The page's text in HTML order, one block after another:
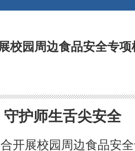
校园周边食品安全专项
护师生舌尖安全
开展校园周边食品安